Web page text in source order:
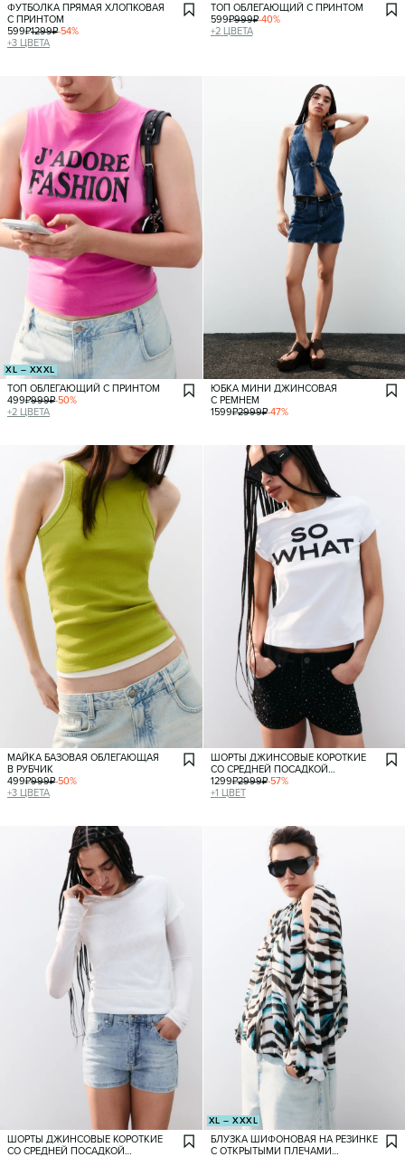
ФУТБОЛКА ПРЯМАЯ ХЛОПКОВАЯ
С ПРИНТОМ
599₽1299₽-54%
+3 ЦВЕТА
ТОП ОБЛЕГАЮЩИЙ С ПРИНТОМ
599₽999₽-40%
+2 ЦВЕТА
XL – XXXL
ТОП ОБЛЕГАЮЩИЙ С ПРИНТОМ
499₽999₽-50%
+2 ЦВЕТА
ЮБКА МИНИ ДЖИНСОВАЯ
С РЕМНЕМ
1599₽2999₽-47%
МАЙКА БАЗОВАЯ ОБЛЕГАЮЩАЯ
В РУБЧИК
499₽999₽-50%
+3 ЦВЕТА
ШОРТЫ ДЖИНСОВЫЕ КОРОТКИЕ
СО СРЕДНЕЙ ПОСАДКОЙ
И СТРАЗАМИ
1299₽2999₽-57%
+1 ЦВЕТ
ШОРТЫ ДЖИНСОВЫЕ КОРОТКИЕ
СО СРЕДНЕЙ ПОСАДКОЙ
XL – XXXL
БЛУЗКА ШИФОНОВАЯ НА РЕЗИНКЕ
С ОТКРЫТЫМИ ПЛЕЧАМИ